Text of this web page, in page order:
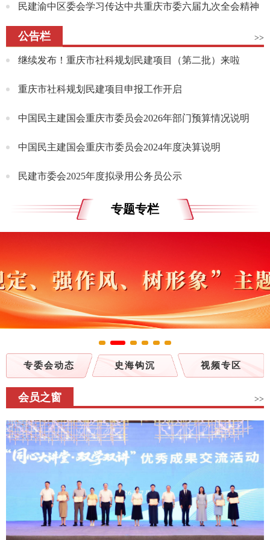
民建渝中区委会学习传达中共重庆市委六届九次全会精神
公告栏 >>
继续发布！重庆市社科规划民建项目（第二批）来啦
重庆市社科规划民建项目申报工作开启
中国民主建国会重庆市委员会2026年部门预算情况说明
中国民主建国会重庆市委员会2024年度决算说明
民建市委会2025年度拟录用公务员公示
专题专栏
专委会动态 史海钩沉 视频专区
会员之窗 >>